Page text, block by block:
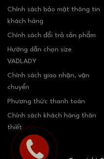
Chính sách bảo mật thông tin
khách hàng
Chính sách đổi trả sản phẩm
Hướng dẫn chọn size
VADLADY
Chính sách giao nhận, vận
chuyển
Phương thức thanh toán
Chính sách khách hàng thân
thiết